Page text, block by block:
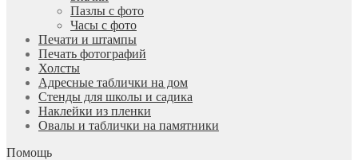
Пазлы с фото
Часы с фото
Печати и штампы
Печать фотографий
Холсты
Адресные таблички на дом
Стенды для школы и садика
Наклейки из пленки
Овалы и таблички на памятники
Помощь